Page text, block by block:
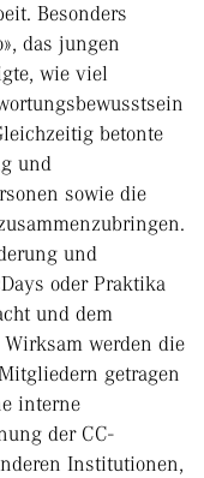
Besonders
das jungen
wie viel
betonte
und
sowie die
und
oder Praktika
und dem
werden die
getragen
interne
der CC-
Institutionen,